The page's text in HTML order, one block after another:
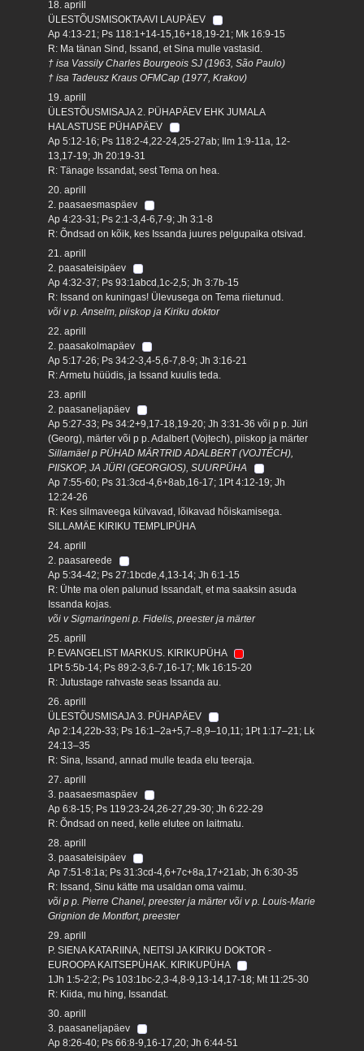
18. aprill
ÜLESTÕUSMISOKTAAVI LAUPÄEV
Ap 4:13-21; Ps 118:1+14-15,16+18,19-21; Mk 16:9-15
R: Ma tänan Sind, Issand, et Sina mulle vastasid.
† isa Vassily Charles Bourgeois SJ (1963, São Paulo)
† isa Tadeusz Kraus OFMCap (1977, Krakov)
19. aprill
ÜLESTÕUSMISAJA 2. PÜHAPÄEV EHK JUMALA
HALASTUSE PÜHAPÄEV
Ap 5:12-16; Ps 118:2-4,22-24,25-27ab; Ilm 1:9-11a, 12-
13,17-19; Jh 20:19-31
R: Tänage Issandat, sest Tema on hea.
20. aprill
2. paasaesmaspäev
Ap 4:23-31; Ps 2:1-3,4-6,7-9; Jh 3:1-8
R: Õndsad on kõik, kes Issanda juures pelgupaika otsivad.
21. aprill
2. paasateisipäev
Ap 4:32-37; Ps 93:1abcd,1c-2,5; Jh 3:7b-15
R: Issand on kuningas! Ülevusega on Tema riietunud.
või v p. Anselm, piiskop ja Kiriku doktor
22. aprill
2. paasakolmapäev
Ap 5:17-26; Ps 34:2-3,4-5,6-7,8-9; Jh 3:16-21
R: Armetu hüüdis, ja Issand kuulis teda.
23. aprill
2. paasaneljapäev
Ap 5:27-33; Ps 34:2+9,17-18,19-20; Jh 3:31-36 või p p. Jüri
(Georg), märter või p p. Adalbert (Vojtech), piiskop ja märter
Sillamäel p PÜHAD MÄRTRID ADALBERT (VOJTĚCH),
PIISKOP, JA JÜRI (GEORGIOS), SUURPÜHA
Ap 7:55-60; Ps 31:3cd-4,6+8ab,16-17; 1Pt 4:12-19; Jh
12:24-26
R: Kes silmaveega külvavad, lõikavad hõiskamisega.
SILLAMÄE KIRIKU TEMPLIPÜHA
24. aprill
2. paasareede
Ap 5:34-42; Ps 27:1bcde,4,13-14; Jh 6:1-15
R: Ühte ma olen palunud Issandalt, et ma saaksin asuda
Issanda kojas.
või v Sigmaringeni p. Fidelis, preester ja märter
25. aprill
P. EVANGELIST MARKUS. KIRIKUPÜHA
1Pt 5:5b-14; Ps 89:2-3,6-7,16-17; Mk 16:15-20
R: Jutustage rahvaste seas Issanda au.
26. aprill
ÜLESTÕUSMISAJA 3. PÜHAPÄEV
Ap 2:14,22b-33; Ps 16:1–2a+5,7–8,9–10,11; 1Pt 1:17–21; Lk
24:13–35
R: Sina, Issand, annad mulle teada elu teeraja.
27. aprill
3. paasaesmaspäev
Ap 6:8-15; Ps 119:23-24,26-27,29-30; Jh 6:22-29
R: Õndsad on need, kelle elutee on laitmatu.
28. aprill
3. paasateisipäev
Ap 7:51-8:1a; Ps 31:3cd-4,6+7c+8a,17+21ab; Jh 6:30-35
R: Issand, Sinu kätte ma usaldan oma vaimu.
või p p. Pierre Chanel, preester ja märter või v p. Louis-Marie
Grignion de Montfort, preester
29. aprill
P. SIENA KATARIINA, NEITSI JA KIRIKU DOKTOR -
EUROOPA KAITSEPÜHAK. KIRIKUPÜHA
1Jh 1:5-2:2; Ps 103:1bc-2,3-4,8-9,13-14,17-18; Mt 11:25-30
R: Kiida, mu hing, Issandat.
30. aprill
3. paasaneljapäev
Ap 8:26-40; Ps 66:8-9,16-17,20; Jh 6:44-51